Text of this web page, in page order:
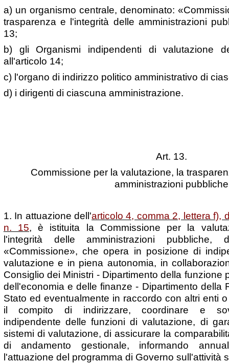
a) un organismo centrale, denominato:
trasparenza e l'integrità delle amministrazioni
13;
b) gli Organismi indipendenti di valutazione
all'articolo 14;
c) l'organo di indirizzo politico amministrativo di
d) i dirigenti di ciascuna amministrazione.
Art. 13.
Commissione per la valutazione, la
amministrazioni pubbliche
1. In attuazione dell'articolo 4, comma 2, lettera f),
n. 15, è istituita la Commissione per la
l'integrità delle amministrazioni pubbliche,
«Commissione», che opera in posizione di
valutazione e in piena autonomia, in
Consiglio dei Ministri - Dipartimento della funzione
dell'economia e delle finanze - Dipartimento della
Stato ed eventualmente in raccordo con altri enti
il compito di indirizzare, coordinare e
indipendente delle funzioni di valutazione, di
sistemi di valutazione, di assicurare la
di andamento gestionale, informando
l'attuazione del programma di Governo sull'attività